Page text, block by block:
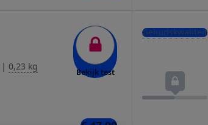
| 0,23 kg
Bekijk test
Geluidskwaliteit